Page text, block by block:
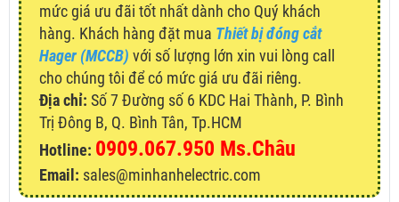
mức giá ưu đãi tốt nhất dành cho Quý khách
hàng. Khách hàng đặt mua Thiết bị đóng cắt
Hager (MCCB) với số lượng lớn xin vui lòng call
cho chúng tôi để có mức giá ưu đãi riêng.
Địa chỉ: Số 7 Đường số 6 KDC Hai Thành, P. Bình
Trị Đông B, Q. Bình Tân, Tp.HCM
Hotline: 0909.067.950 Ms.Châu
Email: sales@minhanhelectric.com